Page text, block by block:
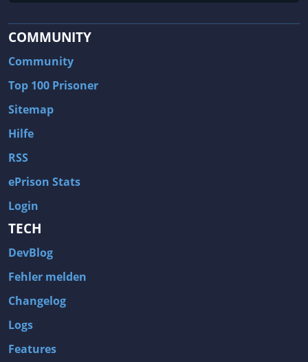
COMMUNITY
Community
Top 100 Prisoner
Sitemap
Hilfe
RSS
ePrison Stats
Login
TECH
DevBlog
Fehler melden
Changelog
Logs
Features